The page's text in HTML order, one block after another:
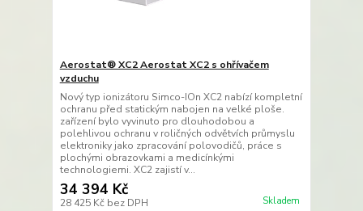
Aerostat® XC2 Aerostat XC2 s ohřívačem
vzduchu
Nový typ ionizátoru Simco-IOn XC2 nabízí kompletní
ochranu před statickým nabojen na velké ploše.
zařízení bylo vyvinuto pro dlouhodobou a
polehlivou ochranu v roličných odvětvích průmyslu
elektroniky jako zpracování polovodičů, práce s
plochými obrazovkami a medicínkými
technologiemi. XC2 zajistí v...
34 394 Kč
28 425 Kč bez DPH Skladem